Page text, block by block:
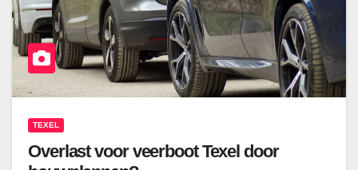
TEXEL
Overlast voor veerboot Texel door